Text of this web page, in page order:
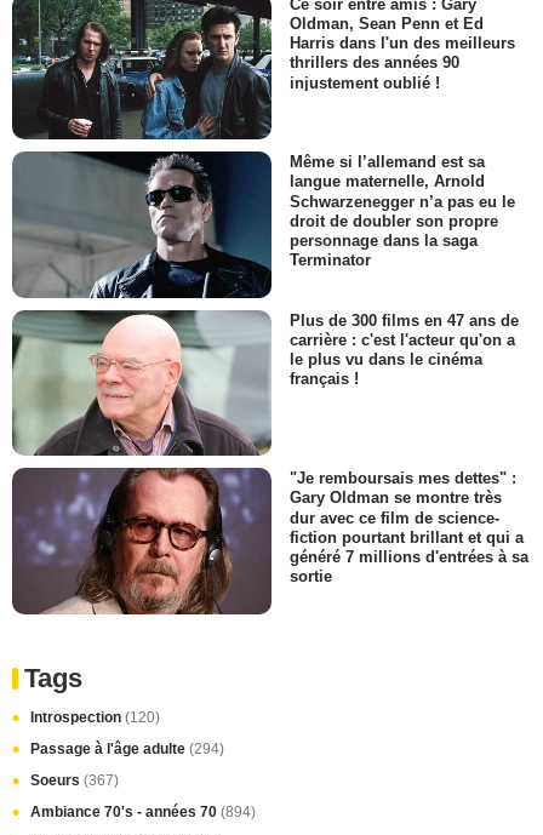
Ce soir entre amis : Gary
Oldman, Sean Penn et Ed
Harris dans l'un des meilleurs
thrillers des années 90
injustement oublié !
Même si l’allemand est sa
langue maternelle, Arnold
Schwarzenegger n’a pas eu le
droit de doubler son propre
personnage dans la saga
Terminator
Plus de 300 films en 47 ans de
carrière : c'est l'acteur qu'on a
le plus vu dans le cinéma
français !
"Je remboursais mes dettes" :
Gary Oldman se montre très
dur avec ce film de science-
fiction pourtant brillant et qui a
généré 7 millions d'entrées à sa
sortie
Tags
Introspection (120)
Passage à l'âge adulte (294)
Soeurs (367)
Ambiance 70's - années 70 (894)